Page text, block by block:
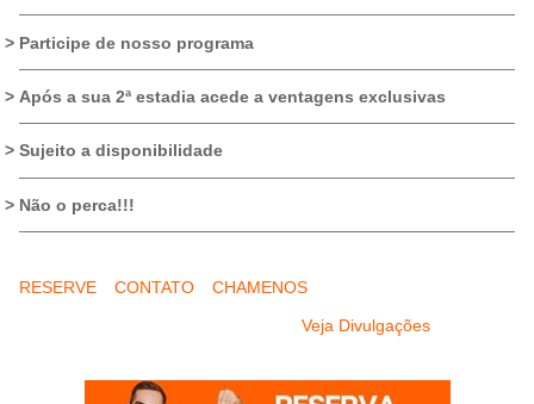
Participe de nosso programa
Após a sua 2ª estadia acede a ventagens exclusivas
Sujeito a disponibilidade
Não o perca!!!
RESERVE CONTATO
CHAMENOS
Veja Divulgações